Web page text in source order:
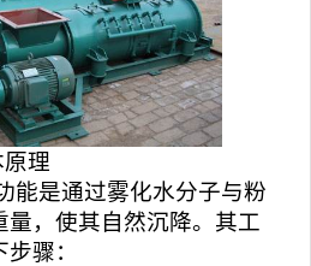
理
能是通过雾化水分子与粉
量，使其自然沉降。其工
骤：